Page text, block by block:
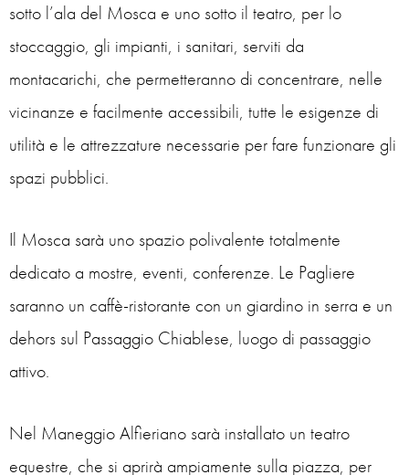
sotto l’ala del Mosca e uno sotto il teatro, per lo
stoccaggio, gli impianti, i sanitari, serviti da
montacarichi, che permetteranno di concentrare, nelle
vicinanze e facilmente accessibili, tutte le esigenze di
utilità e le attrezzature necessarie per fare funzionare gli
spazi pubblici.
Il Mosca sarà uno spazio polivalente totalmente
dedicato a mostre, eventi, conferenze. Le Pagliere
saranno un caffè-ristorante con un giardino in serra e un
dehors sul Passaggio Chiablese, luogo di passaggio
attivo.
Nel Maneggio Alfieriano sarà installato un teatro
equestre, che si aprirà ampiamente sulla piazza, per